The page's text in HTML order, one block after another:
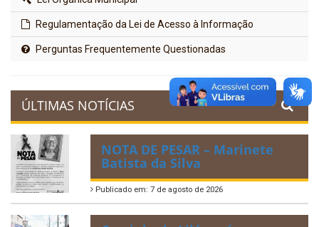
Regulamentação da Lei de Acesso à Informação
Perguntas Frequentemente Questionadas
ÚLTIMAS NOTÍCIAS
NOTA DE PESAR – Marinete
Batista da Silva
Publicado em: 7 de agosto de 2026